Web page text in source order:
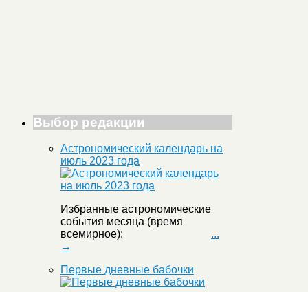
Выбор редакции
Астрономический календарь на
июль 2023 года
Избранные астрономические
события месяца (время
всемирное): ...
→
Первые дневные бабочки